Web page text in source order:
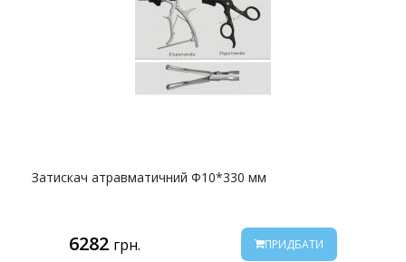
Затискач атравматичний Ф10*330 мм
6282 грн. ПРИДБАТИ